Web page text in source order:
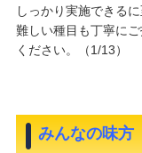
しっかり実施できるに
難しい種目も丁寧に
ください。（1/13）
みんなの味方